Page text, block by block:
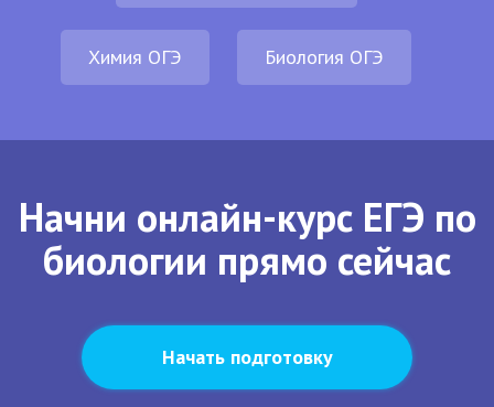
Химия ОГЭ Биология ОГЭ
Начни онлайн-курс ЕГЭ по
биологии прямо сейчас
Начать подготовку